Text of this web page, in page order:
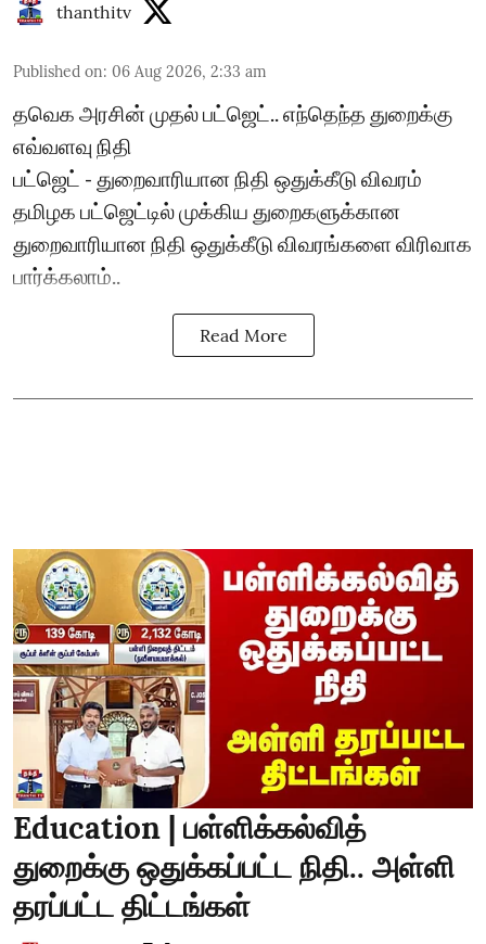
thanthitv
Published on: 06 Aug 2026, 2:33 am
தவெக அரசின் முதல் பட்ஜெட்.. எந்தெந்த துறைக்கு
எவ்வளவு நிதி
பட்ஜெட் - துறைவாரியான நிதி ஒதுக்கீடு விவரம்
தமிழக பட்ஜெட்டில் முக்கிய துறைகளுக்கான
துறைவாரியான நிதி ஒதுக்கீடு விவரங்களை விரிவாக
பார்க்கலாம்..
Read More
Education | பள்ளிக்கல்வித்
துறைக்கு ஒதுக்கப்பட்ட நிதி.. அள்ளி
தரப்பட்ட திட்டங்கள்